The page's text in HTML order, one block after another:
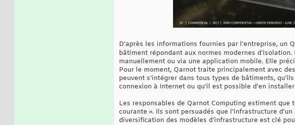
D’après les informations fournies par l’entreprise, un
bâtiment répondant aux normes modernes
manuellement ou via une application mobile. Elle
Pour le moment, Qarnot traite principalement avec
peuvent s’intégrer dans tous types de bâtiments,
connexion à Internet ou qu’il est possible d'en
Les responsables de Qarnot Computing estiment
courante ». Ils sont persuadés que l’infrastructure
diversification des modèles d’infrastructure est clé